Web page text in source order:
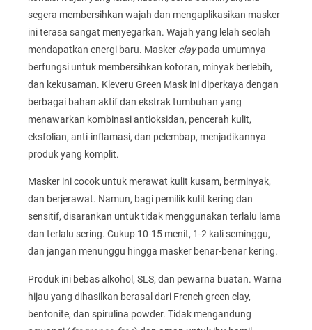
segera membersihkan wajah dan mengaplikasikan masker
ini terasa sangat menyegarkan. Wajah yang lelah seolah
mendapatkan energi baru. Masker claypada umumnya
berfungsi untuk membersihkan kotoran, minyak berlebih,
dan kekusaman. Kleveru Green Mask ini diperkaya dengan
berbagai bahan aktif dan ekstrak tumbuhan yang
menawarkan kombinasi antioksidan, pencerah kulit,
eksfolian, anti-inflamasi, dan pelembap, menjadikannya
produk yang komplit.
Masker ini cocok untuk merawat kulit kusam, berminyak,
dan berjerawat. Namun, bagi pemilik kulit kering dan
sensitif, disarankan untuk tidak menggunakan terlalu lama
dan terlalu sering. Cukup 10-15 menit, 1-2 kali seminggu,
dan jangan menunggu hingga masker benar-benar kering.
Produk ini bebas alkohol, SLS, dan pewarna buatan. Warna
hijau yang dihasilkan berasal dari French green clay,
bentonite, dan spirulina powder. Tidak mengandung